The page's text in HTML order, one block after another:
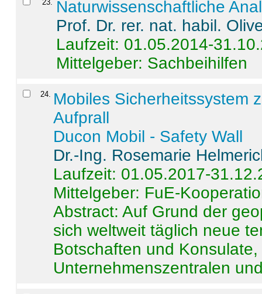
23. Naturwissenschaftliche
Prof. Dr. rer. nat. habil.
Laufzeit: 01.05.2014-
Mittelgeber: Sachbeihilfen
24. Mobiles Sicherheitssystem
Aufprall
Ducon Mobil - Safety Wall
Dr.-Ing. Rosemarie
Laufzeit: 01.05.2017-
Mittelgeber: FuE-
Abstract:Auf Grund der
sich weltweit täglich neue
Botschaften und
Unternehmenszentralen